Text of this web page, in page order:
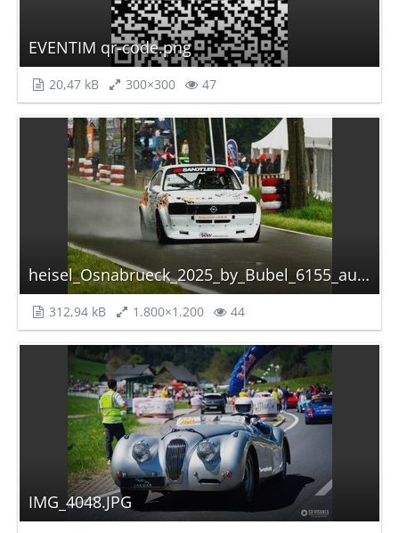
EVENTIM qr-code.png
20,47 kB 300×300 47
heisel_Osnabrueck_2025_by_Bubel_6155_autoscaled.jpg
312,94 kB 1.800×1.200 44
IMG_4048.JPG